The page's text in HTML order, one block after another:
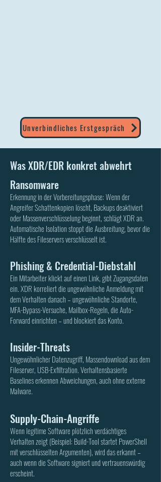
Unverbindliches Erstgespräch
Was XDR/EDR konkret abwehrt
Ransomware
Erkennung in der Vorbereitungsphase: Wenn der
Angreifer Schattenkopien löscht, Backups deaktiviert
oder Massenverschlüsselung beginnt, schlägt XDR an.
Automatische Isolation stoppt die Ausbreitung, bevor die
Hälfte des Fileservers verschlüsselt ist.
Phishing & Credential-Diebstahl
Ein Mitarbeiter klickt auf einen Link, gibt Zugangsdaten
ein. XDR korreliert die ungewöhnliche Anmeldung mit
dem Verhalten danach – ungewöhnliche Standorte,
MFA-Bypass-Versuche, Mailbox-Regeln, die Auto-
Forward einrichten – und blockiert das Konto.
Insider-Threats
Ungewöhnlicher Datenzugriff, Massendownload aus dem
Fileserver, USB-Exfiltration. Verhaltensbasierte
Baselines erkennen Abweichungen, auch ohne externe
Malware.
Supply-Chain-Angriffe
Wenn legitime Software plötzlich verdächtiges
Verhalten zeigt (Beispiel: Build-Tool startet PowerShell
mit verschlüsselten Argumenten), wird das erkannt –
auch wenn die Software signiert und vertrauenswürdig
erscheint.